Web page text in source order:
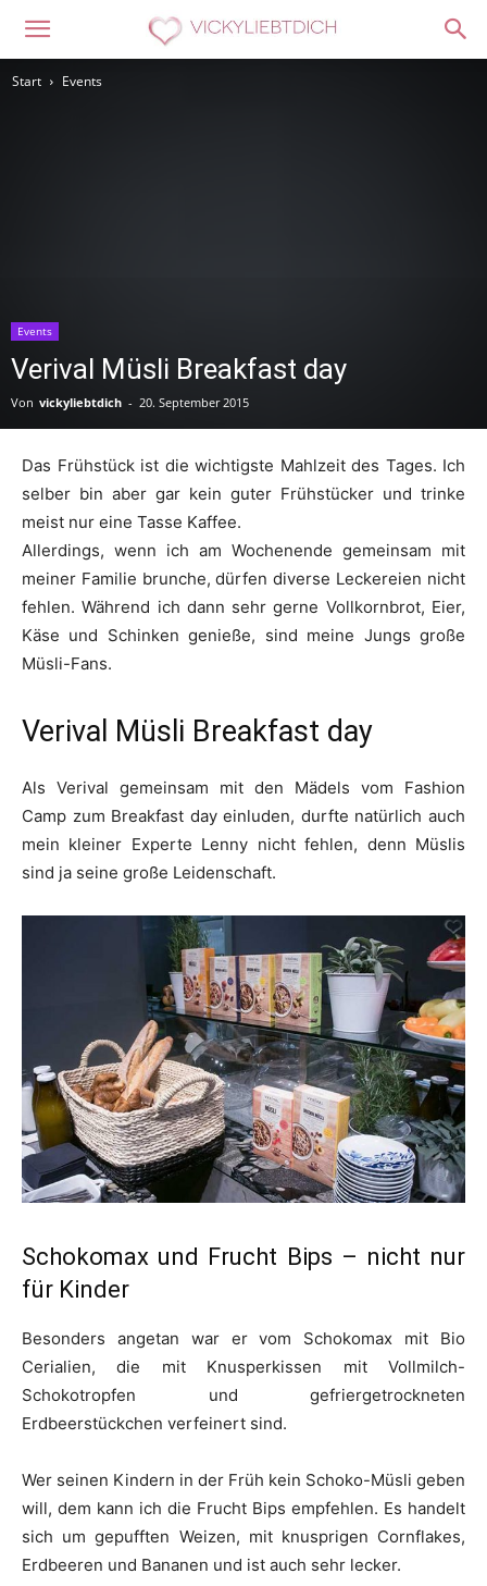
Start Events
Events
Verival Müsli Breakfast day
Von vickyliebtdich - 20. September 2015
Das Frühstück ist die wichtigste Mahlzeit des Tages. Ich
selber bin aber gar kein guter Frühstücker und trinke
meist nur eine Tasse Kaffee.
Allerdings, wenn ich am Wochenende gemeinsam mit
meiner Familie brunche, dürfen diverse Leckereien nicht
fehlen. Während ich dann sehr gerne Vollkornbrot, Eier,
Käse und Schinken genieße, sind meine Jungs große
Müsli-Fans.
Verival Müsli Breakfast day
Als Verival gemeinsam mit den Mädels vom Fashion
Camp zum Breakfast day einluden, durfte natürlich auch
mein kleiner Experte Lenny nicht fehlen, denn Müslis
sind ja seine große Leidenschaft.
Schokomax und Frucht Bips – nicht nur
für Kinder
Besonders angetan war er vom Schokomax mit Bio
Cerialien, die mit Knusperkissen mit Vollmilch-
Schokotropfen und gefriergetrockneten
Erdbeerstückchen verfeinert sind.
Wer seinen Kindern in der Früh kein Schoko-Müsli geben
will, dem kann ich die Frucht Bips empfehlen. Es handelt
sich um gepufften Weizen, mit knusprigen Cornflakes,
Erdbeeren und Bananen und ist auch sehr lecker.